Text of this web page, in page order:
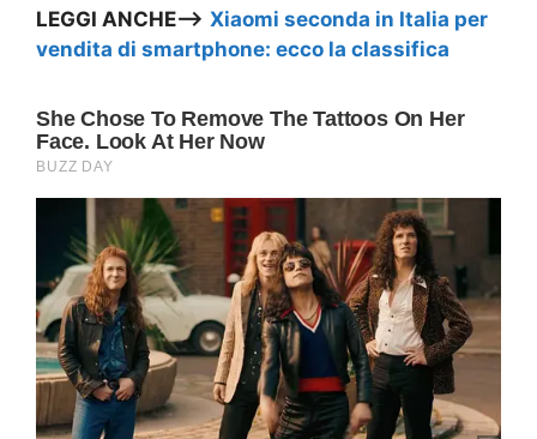
LEGGI ANCHE—> Xiaomi seconda in Italia per
vendita di smartphone: ecco la classifica